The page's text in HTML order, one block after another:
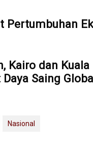
Pertumbuhan
Kairo dan
Saing
Nasional